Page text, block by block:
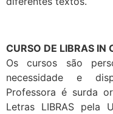
CURSO DE LIBRAS IN
Os cursos são
necessidade e
Professora é surda
Letras LIBRAS pela